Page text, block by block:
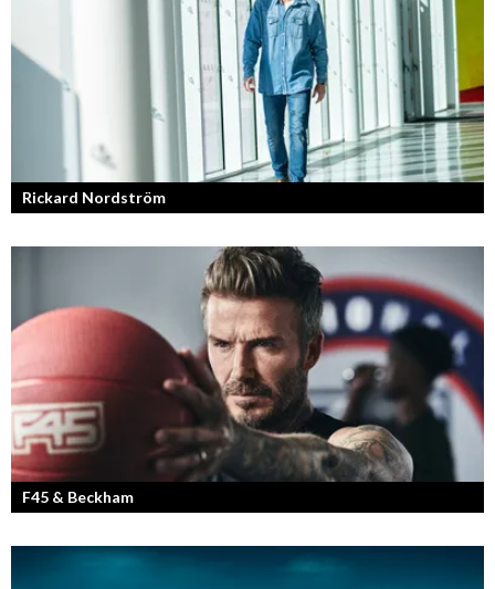
Rickard Nordström
Läraren som omfamnar sociala medier.
F45 & Beckham
F45 Training med partners som bland annat Mark Wahlberg och